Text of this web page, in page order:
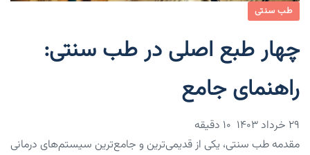
طب سنتی
چهار طبع اصلی در طب سنتی:
راهنمای جامع
۲۹ خرداد ۱۴۰۳
مقدمه طب سنتی، یکی از قدیمی‌ترین و جامع‌ترین سیستم‌های درمانی